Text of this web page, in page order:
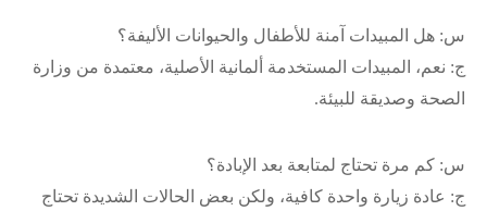
س: هل المبيدات آمنة للأطفال والحيوانات الأليفة؟
ج: نعم، المبيدات المستخدمة ألمانية الأصلية، معتمدة من وزارة
الصحة وصديقة للبيئة.
س: كم مرة تحتاج لمتابعة بعد الإبادة؟
ج: عادة زيارة واحدة كافية، ولكن بعض الحالات الشديدة تحتاج